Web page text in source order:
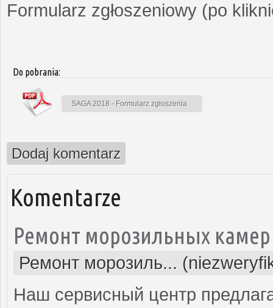
Formularz zgłoszeniowy (po
Do pobrania:
SAGA 2018 - Formularz zgłoszenia
Dodaj komentarz
Komentarze
Ремонт морозильных камер
Ремонт морозиль...
Наш сервисный центр